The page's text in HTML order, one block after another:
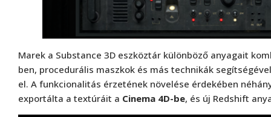
Marek a Substance 3D eszköztár különböző anyagait
ben, procedurális maszkok és más technikák
el. A funkcionalitás érzetének növelése érdekében
exportálta a textúráit a Cinema 4D-be, és új Redshift